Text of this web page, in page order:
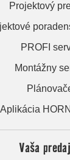
Projektový
PROFI
Montážny
Aplikácia
Vaša